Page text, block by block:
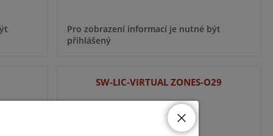
Pro zobrazení informací je nutné být
přihlášený
SW-LIC-VIRTUAL ZONES-O29